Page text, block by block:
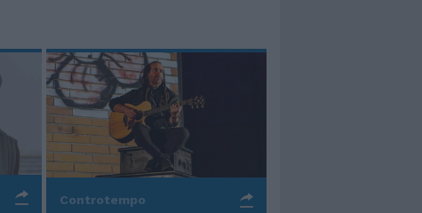
Controtempo